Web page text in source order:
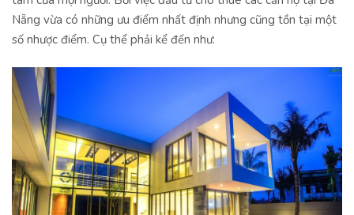
Nẵng vừa có những ưu điểm nhất định nhưng cũng tồn tại một
số nhược điểm. Cụ thể phải kể đến như: